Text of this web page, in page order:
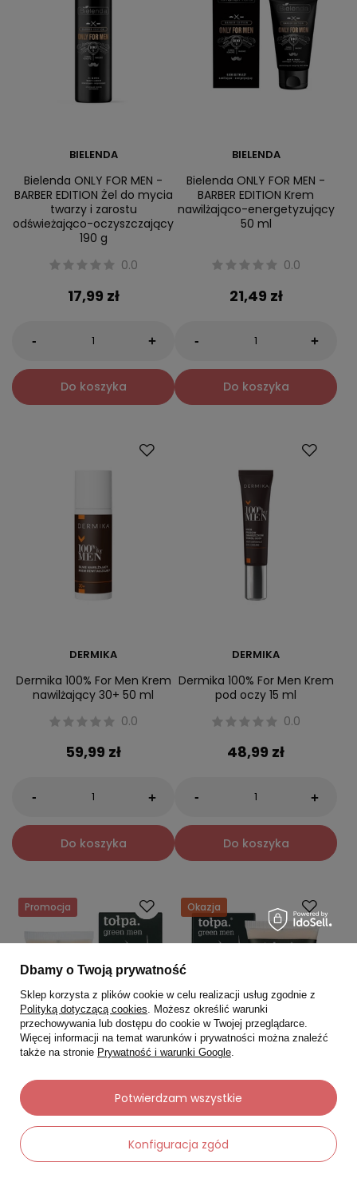
BIELENDA
Bielenda ONLY FOR MEN -
BARBER EDITION Żel do mycia
twarzy i zarostu
odświeżająco-oczyszczający
190 g
0.0
17,99 zł
- +
Do koszyka
BIELENDA
Bielenda ONLY FOR MEN -
BARBER EDITION Krem
nawilżająco-energetyzujący
50 ml
0.0
21,49 zł
- +
Do koszyka
DERMIKA
Dermika 100% For Men Krem
nawilżający 30+ 50 ml
0.0
59,99 zł
- +
Do koszyka
DERMIKA
Dermika 100% For Men Krem
pod oczy 15 ml
0.0
48,99 zł
- +
Do koszyka
Promocja
Tołpa Green Men
Przeciwzmarszczkowy krem
łagodzący 50 ml
Okazja
Tołpa Green Men Nawilżający
krem łagodzący 50 ml
Dbamy o Twoją prywatność
Sklep korzysta z plików cookie w celu realizacji usług zgodnie z
Polityką dotyczącą cookies. Możesz określić warunki
przechowywania lub dostępu do cookie w Twojej przeglądarce.
Więcej informacji na temat warunków i prywatności można znaleźć
także na stronie Prywatność i warunki Google.
Konfiguracja zgód
Potwierdzam wszystkie